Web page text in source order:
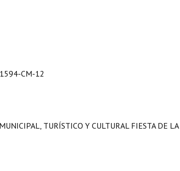
CM-12
TURÍSTICO Y CULTURAL FIESTA DE